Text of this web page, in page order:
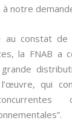
notre
au constat
la FNAB a
qui